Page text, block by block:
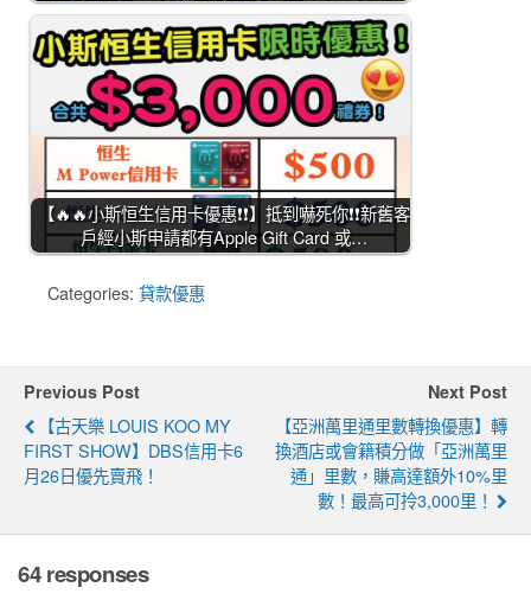
【🔥🔥小斯恒生信用卡優惠❗❗】抵到嚇死你❗❗新舊客
戶經小斯申請都有Apple Gift Card 或…
Categories: 貸款優惠
Previous Post
【古天樂 LOUIS KOO MY
FIRST SHOW】DBS信用卡6
月26日優先賣飛！
Next Post
【亞洲萬里通里數轉換優惠】轉
換酒店或會籍積分做「亞洲萬里
通」里數，賺高達額外10%里
數！最高可拎3,000里！
64 responses